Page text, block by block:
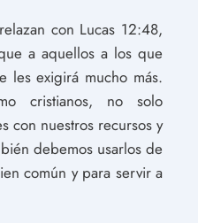
con Lucas 12:48,
a aquellos a los que
les exigirá mucho más.
cristianos, no solo
con nuestros recursos y
debemos usarlos de
común y para servir a